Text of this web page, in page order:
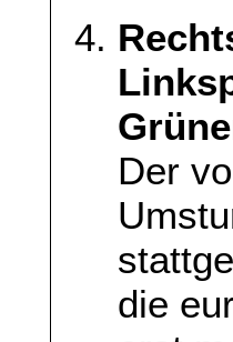
Der
die